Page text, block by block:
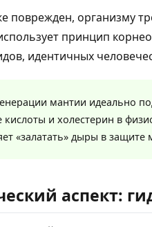
поврежден, организму
принцип
идентичных
мантии идеально
и холестерин в
«залатать» дыры в
аспект: